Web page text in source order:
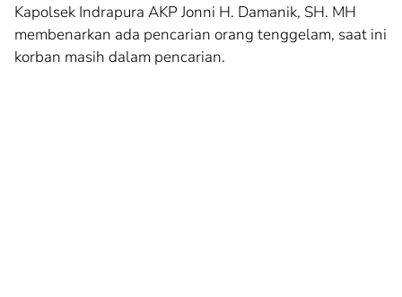
Kapolsek Indrapura AKP Jonni H. Damanik, SH. MH
membenarkan ada pencarian orang tenggelam, saat ini
korban masih dalam pencarian.